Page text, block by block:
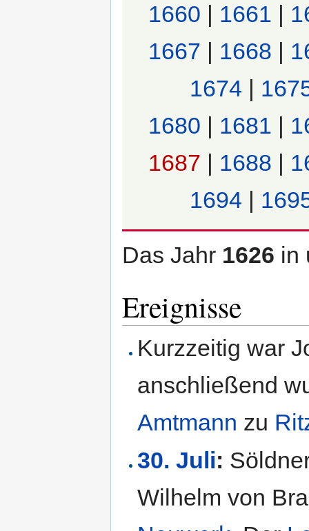
1660
1661
1667
1668
1674
1680
1681
1687
1688
1694
Das Jahr 1626 in
Ereignisse
Kurzzeitig war
anschließend
Amtmann zu
30. Juli:
Wilhelm von